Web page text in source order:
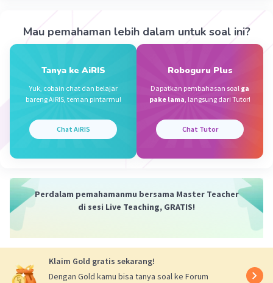
31 Desember 2023 11:30
bentuk dari lapangan rounders adalah
rounders. Dengan bentuk segi lima sama sisi,
maka setiap sisi memiliki panjang yang sama,
hinggap atau base, sehingga terdiri dari 5 base.
Mau pemahaman lebih dalam untuk soal ini?
Tanya ke AiRIS
Yuk, cobain chat dan belajar
bareng AiRIS, teman pintarmu!
Chat AiRIS
Roboguru Plus
Dapatkan pembahasan soal ga
pake lama, langsung dari Tutor!
Chat Tutor
Perdalam pemahamanmu bersama Master Teacher
di sesi Live Teaching, GRATIS!
Klaim Gold gratis sekarang!
Dengan Gold kamu bisa tanya soal ke Forum